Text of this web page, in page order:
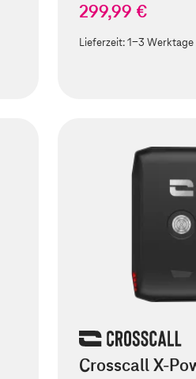
299,99 €
Lieferzeit:1-3 Werktage
Crosscall X-